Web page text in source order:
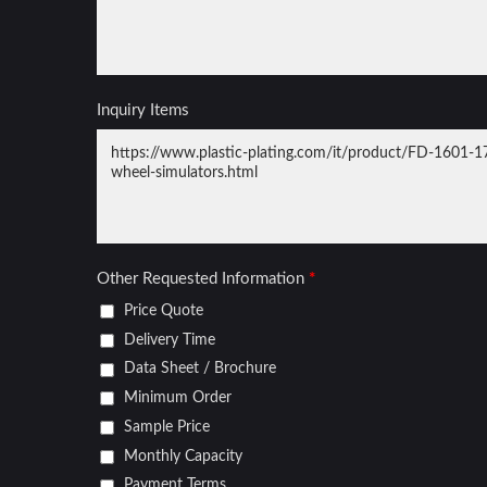
Coperture Per Ruote